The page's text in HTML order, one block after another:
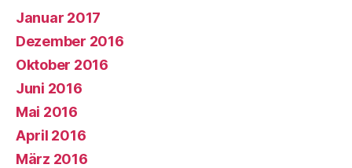
Januar 2017
Dezember 2016
Oktober 2016
Juni 2016
Mai 2016
April 2016
März 2016